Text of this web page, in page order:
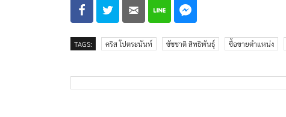
TAGS: คริส โปตระนันท์ ชัชชาติ สิทธิพันธุ์ ซื้อขายตำแหน่ง